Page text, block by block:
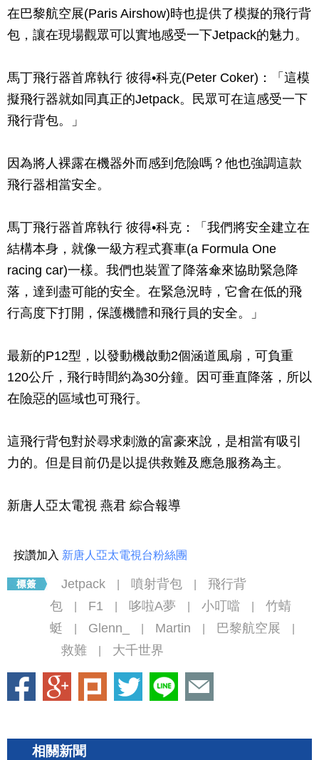
在巴黎航空展(Paris Airshow)時也提供了模擬的飛行背
包，讓在現場觀眾可以實地感受一下Jetpack的魅力。
馬丁飛行器首席執行 彼得•科克(Peter Coker)：「這模
擬飛行器就如同真正的Jetpack。民眾可在這感受一下
飛行背包。」
因為將人裸露在機器外而感到危險嗎？他也強調這款
飛行器相當安全。
馬丁飛行器首席執行 彼得•科克：「我們將安全建立在
結構本身，就像一級方程式賽車(a Formula One
racing car)一樣。我們也裝置了降落傘來協助緊急降
落，達到盡可能的安全。在緊急況時，它會在低的飛
行高度下打開，保護機體和飛行員的安全。」
最新的P12型，以發動機啟動2個涵道風扇，可負重
120公斤，飛行時間約為30分鐘。因可垂直降落，所以
在險惡的區域也可飛行。
這飛行背包對於尋求刺激的富豪來說，是相當有吸引
力的。但是目前仍是以提供救難及應急服務為主。
新唐人亞太電視 燕君 綜合報導
按讚加入 新唐人亞太電視台粉絲團
Jetpack 噴射背包
飛行背
包
F1 哆啦A夢 小叮噹
竹蜻
蜓
Glenn_ Martin 巴黎航空展
救難 大千世界
相關新聞